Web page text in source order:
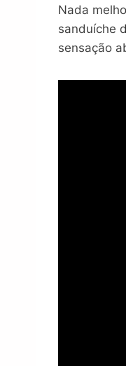
Nada
sanduíche
sensação